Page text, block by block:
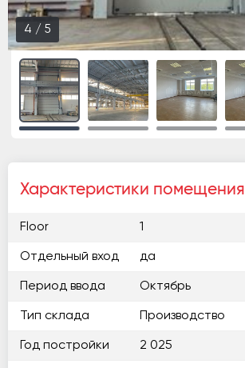
4 / 5
Характеристики помещения
Floor 1
Отдельный вход да
Период ввода Октябрь
Тип склада Производство
Год постройки 2 025